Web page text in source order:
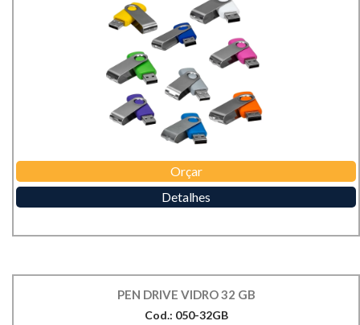
Orçar
Detalhes
PEN DRIVE VIDRO 32 GB
Cod.: 050-32GB